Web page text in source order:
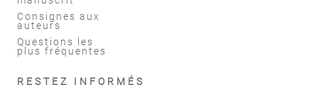
Consignes aux
auteurs
Questions les
plus fréquentes
RESTEZ INFORMÉS